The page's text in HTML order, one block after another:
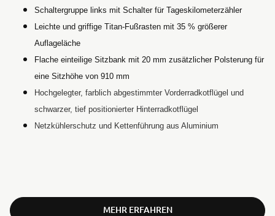
Schaltergruppe links mit Schalter für Tageskilometerzähler
Leichte und griffige Titan-Fußrasten mit 35 % größerer
Auflageläche
Flache einteilige Sitzbank mit 20 mm zusätzlicher Polsterung für
eine Sitzhöhe von 910 mm
Hochgelegter, farblich abgestimmter Vorderradkotflügel und
schwarzer, tief positionierter Hinterradkotflügel
Netzkühlerschutz und Kettenführung aus Aluminium
MEHR ERFAHREN